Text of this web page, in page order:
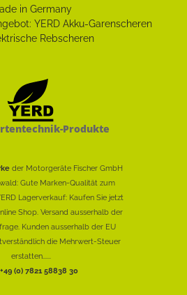
Produkte
der Motorgeräte Fischer GmbH
Gute Marken-Qualität zum
Lagerverkauf: Kaufen Sie jetzt
Shop. Versand ausserhalb der
Kunden ausserhalb der EU
die Mehrwert-Steuer
erstatten......
(0) 7821 58838 30